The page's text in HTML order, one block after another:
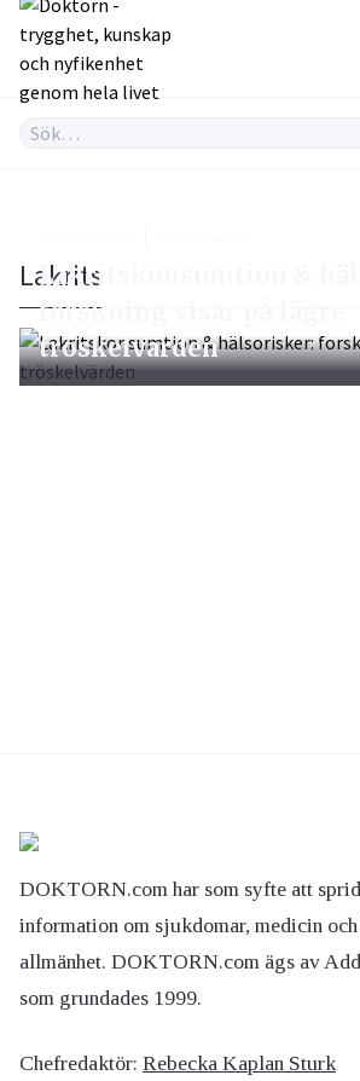
Lakrits
Lakritskonsumtion &
forskning visar på lägre
tröskelvärden
DOKTORN.com har som syfte att
information om sjukdomar, medicin
allmänhet. DOKTORN.com ägs av
som grundades 1999.
Chefredaktör: Rebecka Kaplan Sturk